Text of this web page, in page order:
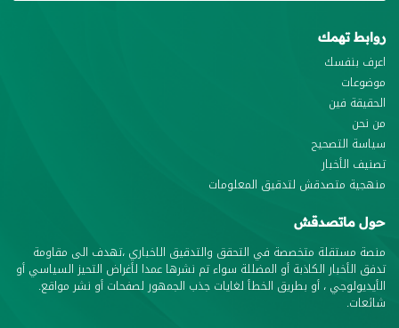
روابط تهمك
اعرف بنفسك
موضوعات
الحقيقة فين
من نحن
سياسة التصحيح
تصنيف الأخبار
منهجية متصدقش لتدقيق المعلومات
حول ماتصدقش
منصة مستقلة متخصصة في التحقق والتدقيق الاخباري ،تهدف الى مقاومة
تدفق الأخبار الكاذبة أو المضللة سواء تم نشرها عمدا لأغراض التحيز السياسي أو
الأيديولوجي ، أو بطريق الخطأ لغايات جذب الجمهور لصفحات أو نشر مواقع.
شائعات.